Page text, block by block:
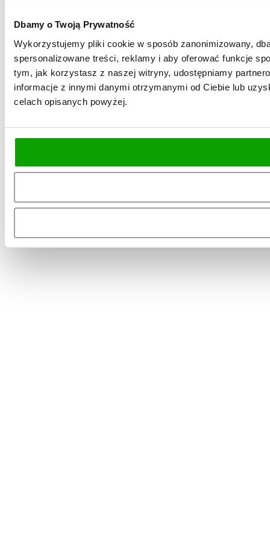
Dbamy o Twoją Prywatność
Wykorzystujemy pliki cookie w sposób zanonimizowany,
spersonalizowane treści, reklamy i aby oferować funkcje
tym, jak korzystasz z naszej witryny, udostępniamy
informacje z innymi danymi otrzymanymi od Ciebie lub
celach opisanych powyżej.